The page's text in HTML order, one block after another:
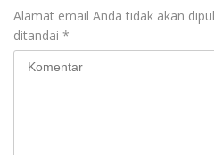
Alamat email Anda tidak akan
ditandai *